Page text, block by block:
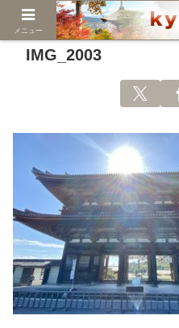
IMG_2003
メニュー